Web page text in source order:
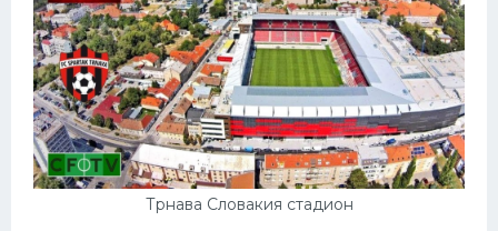
Трнава Словакия стадион